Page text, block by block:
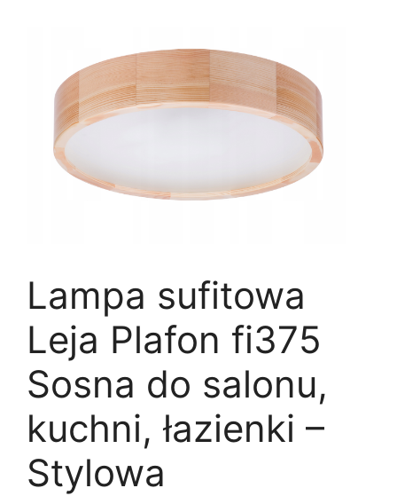
Lampa sufitowa
Leja Plafon fi375
Sosna do salonu,
kuchni, łazienki –
Stylowa